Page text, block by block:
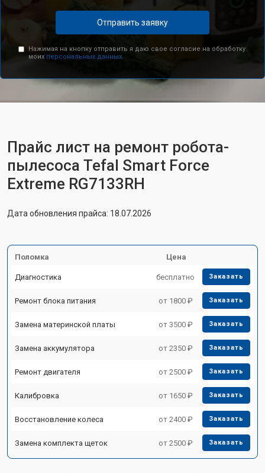
Отправить заявку
Нажимая на кнопку отправить я даю свое согласие на обработку
моих персональных данных.
Прайс лист на ремонт робота-
пылесоса Tefal Smart Force
Extreme RG7133RH
Дата обновления прайса: 18.07.2026
Поломка Цена
Диагностика бесплатно Заказать
Ремонт блока питания от 1800 ₽ Заказать
Замена материнской платы от 3500 ₽ Заказать
Замена аккумулятора от 2350 ₽ Заказать
Ремонт двигателя от 2500 ₽ Заказать
Калибровка от 1650 ₽ Заказать
Восстановление колеса от 2400 ₽ Заказать
Замена комплекта щеток от 2500 ₽ Заказать